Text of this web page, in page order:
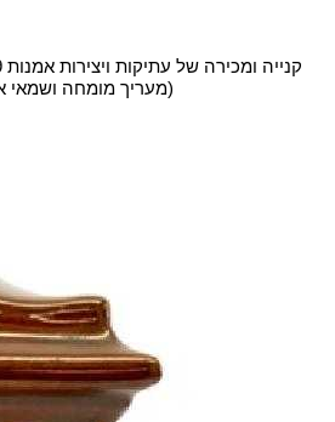
(מעריך מומחה ושמאי